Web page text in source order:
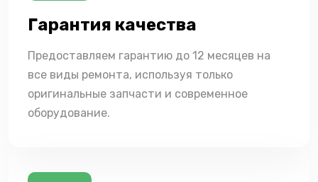
Гарантия качества
Предоставляем гарантию до 12 месяцев на
все виды ремонта, используя только
оригинальные запчасти и современное
оборудование.